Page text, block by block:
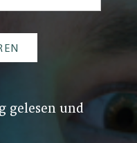
gelesen und